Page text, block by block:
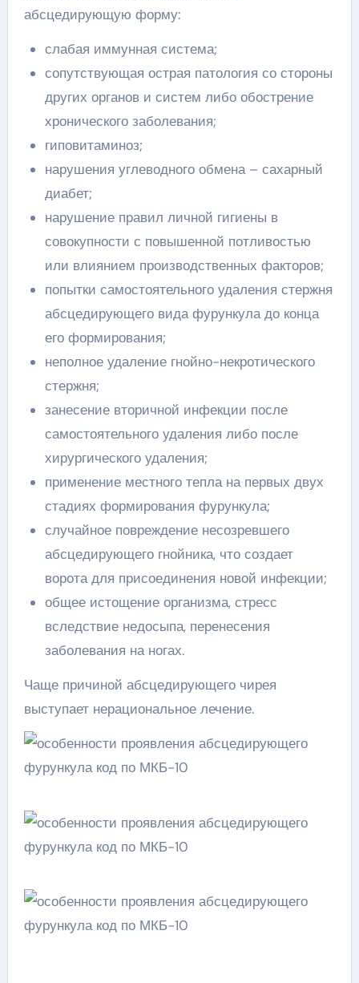
абсцедирующую форму:
слабая иммунная система;
сопутствующая острая патология со стороны
других органов и систем либо обострение
хронического заболевания;
гиповитаминоз;
нарушения углеводного обмена – сахарный
диабет;
нарушение правил личной гигиены в
совокупности с повышенной потливостью
или влиянием производственных факторов;
попытки самостоятельного удаления стержня
абсцедирующего вида фурункула до конца
его формирования;
неполное удаление гнойно-некротического
стержня;
занесение вторичной инфекции после
самостоятельного удаления либо после
хирургического удаления;
применение местного тепла на первых двух
стадиях формирования фурункула;
случайное повреждение несозревшего
абсцедирующего гнойника, что создает
ворота для присоединения новой инфекции;
общее истощение организма, стресс
вследствие недосыпа, перенесения
заболевания на ногах.
Чаще причиной абсцедирующего чирея
выступает нерациональное лечение.